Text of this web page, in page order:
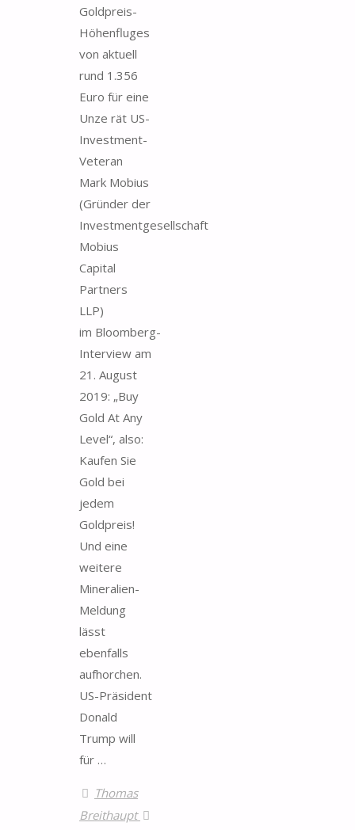
Goldpreis-
Höhenfluges
von aktuell
rund 1.356
Euro für eine
Unze rät US-
Investment-
Veteran
Mark Mobius
(Gründer der
Investmentgesellschaft
Mobius
Capital
Partners
LLP)
im Bloomberg-
Interview am
21. August
2019: „Buy
Gold At Any
Level“, also:
Kaufen Sie
Gold bei
jedem
Goldpreis!
Und eine
weitere
Mineralien-
Meldung
lässt
ebenfalls
aufhorchen.
US-Präsident
Donald
Trump will
für …
Thomas
Breithaupt